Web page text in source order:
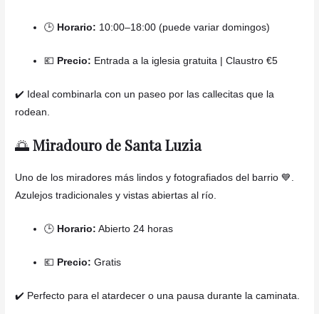
🕒 Horario: 10:00–18:00 (puede variar domingos)
💶 Precio: Entrada a la iglesia gratuita | Claustro €5
✔️ Ideal combinarla con un paseo por las callecitas que la
rodean.
🌅Miradouro de Santa Luzia
Uno de los miradores más lindos y fotografiados del barrio 💙.
Azulejos tradicionales y vistas abiertas al río.
🕒 Horario: Abierto 24 horas
💶 Precio: Gratis
✔️ Perfecto para el atardecer o una pausa durante la caminata.